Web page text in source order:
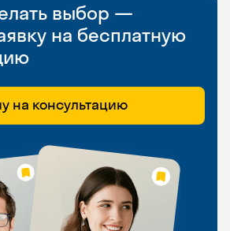
выбор —
на бесплатную
на консультацию